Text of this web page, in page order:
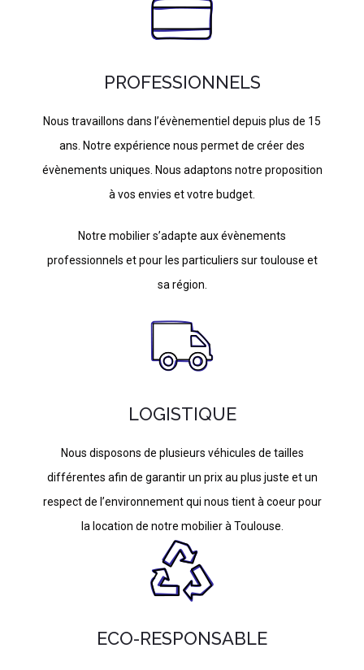
PROFESSIONNELS
Nous travaillons dans l’évènementiel depuis plus de 15
ans. Notre expérience nous permet de créer des
évènements uniques. Nous adaptons notre proposition
à vos envies et votre budget.
Notre mobilier s’adapte aux évènements
professionnels et pour les particuliers sur toulouse et
sa région.
LOGISTIQUE
Nous disposons de plusieurs véhicules de tailles
différentes afin de garantir un prix au plus juste et un
respect de l’environnement qui nous tient à coeur pour
la location de notre mobilier à Toulouse.
ECO-RESPONSABLE